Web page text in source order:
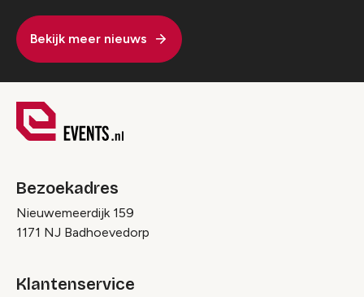
Bekijk meer nieuws
Bezoekadres
Nieuwemeerdijk 159
1171 NJ Badhoevedorp
Klantenservice